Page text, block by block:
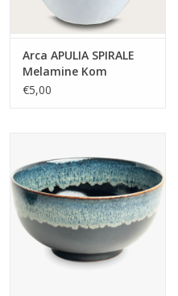
Arca APULIA SPIRALE
Melamine Kom
16x6cm, geel
€5,00